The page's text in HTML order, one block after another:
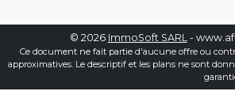
© 2026 ImmoSoft SARL-
Ce document ne fait partie d'aucune offre ou
approximatives. Le descriptif et les plans ne sont